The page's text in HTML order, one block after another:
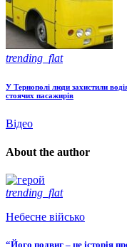
trending_flat
У Тернополі люди захистили
стоячих пасажирів
Відео
About the author
trending_flat
Небесне військо
“Його подвиг – це історія